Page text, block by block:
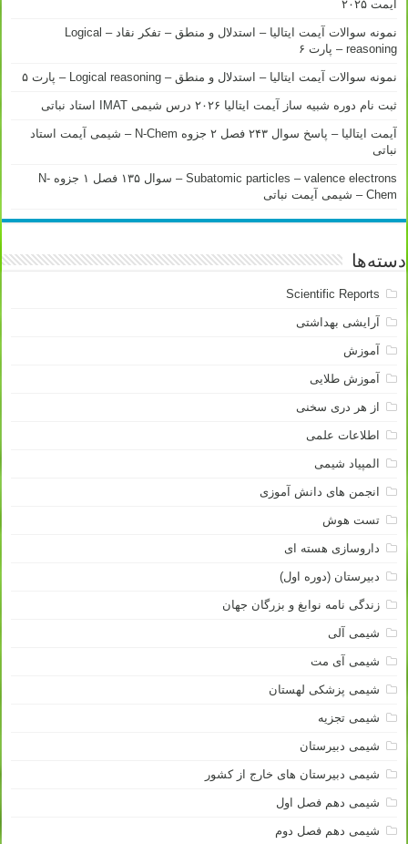
آیمت ۲۰۲۵
نمونه سوالات آیمت ایتالیا – استدلال و منطق – تفکر نقاد – Logical
reasoning – پارت ۶
نمونه سوالات آیمت ایتالیا – استدلال و منطق – Logical reasoning – پارت ۵
ثبت نام دوره شبیه ساز آیمت ایتالیا ۲۰۲۶ درس شیمی IMAT استاد نباتی
آیمت ایتالیا – پاسخ سوال ۲۴۳ فصل ۲ جزوه N-Chem – شیمی آیمت استاد
نباتی
Subatomic particles – valence electrons – سوال ۱۳۵ فصل ۱ جزوه N-
Chem – شیمی آیمت نباتی
دسته‌ها
Scientific Reports
آرایشی بهداشتی
آموزش
آموزش طلایی
از هر دری سخنی
اطلاعات علمی
المپیاد شیمی
انجمن های دانش آموزی
تست هوش
داروسازی هسته ای
دبیرستان (دوره اول)
زندگی نامه نوابغ و بزرگان جهان
شیمی آلی
شیمی آی مت
شیمی پزشکی لهستان
شیمی تجزیه
شیمی دبیرستان
شیمی دبیرستان های خارج از کشور
شیمی دهم فصل اول
شیمی دهم فصل دوم